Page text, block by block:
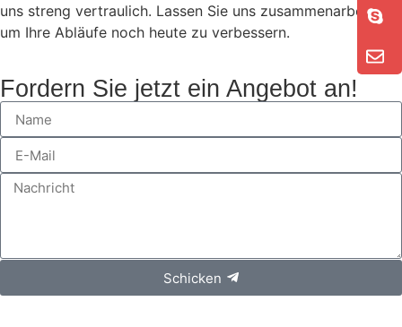
uns streng vertraulich. Lassen Sie uns zusammenarbeiten,
um Ihre Abläufe noch heute zu verbessern.
Fordern Sie jetzt ein Angebot an!
Schicken